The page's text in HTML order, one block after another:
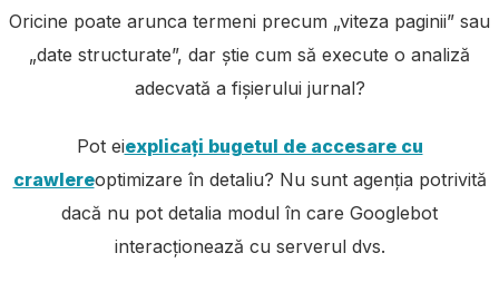
Oricine poate arunca termeni precum „viteza paginii” sau
„date structurate”, dar știe cum să execute o analiză
adecvată a fișierului jurnal?
Pot eiexplicați bugetul de accesare cu
crawlereoptimizare în detaliu? Nu sunt agenția potrivită
dacă nu pot detalia modul în care Googlebot
interacționează cu serverul dvs.